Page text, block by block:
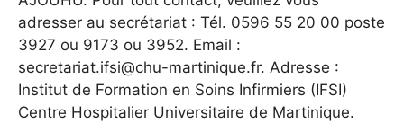
adresser au secrétariat : Tél. 0596 55 20 00 poste
3927 ou 9173 ou 3952. Email :
secretariat.ifsi@chu-martinique.fr. Adresse :
Institut de Formation en Soins Infirmiers (IFSI)
Centre Hospitalier Universitaire de Martinique.